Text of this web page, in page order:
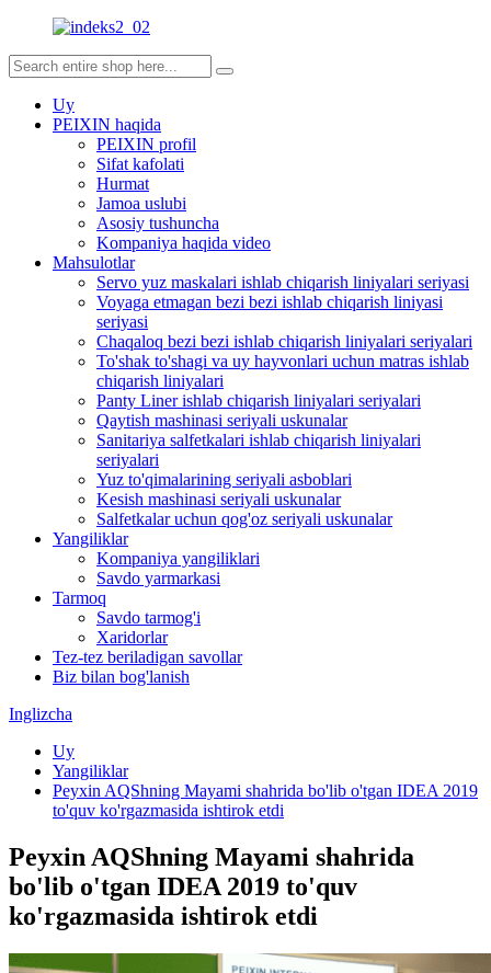
Uy
PEIXIN haqida
PEIXIN profil
Sifat kafolati
Hurmat
Jamoa uslubi
Asosiy tushuncha
Kompaniya haqida video
Mahsulotlar
Servo yuz maskalari ishlab chiqarish liniyalari seriyasi
Voyaga etmagan bezi bezi ishlab chiqarish liniyasi
seriyasi
Chaqaloq bezi bezi ishlab chiqarish liniyalari seriyalari
To'shak to'shagi va uy hayvonlari uchun matras ishlab
chiqarish liniyalari
Panty Liner ishlab chiqarish liniyalari seriyalari
Qaytish mashinasi seriyali uskunalar
Sanitariya salfetkalari ishlab chiqarish liniyalari
seriyalari
Yuz to'qimalarining seriyali asboblari
Kesish mashinasi seriyali uskunalar
Salfetkalar uchun qog'oz seriyali uskunalar
Yangiliklar
Kompaniya yangiliklari
Savdo yarmarkasi
Tarmoq
Savdo tarmog'i
Xaridorlar
Tez-tez beriladigan savollar
Biz bilan bog'lanish
Inglizcha
Uy
Yangiliklar
Peyxin AQShning Mayami shahrida bo'lib o'tgan IDEA 2019
to'quv ko'rgazmasida ishtirok etdi
Peyxin AQShning Mayami shahrida
bo'lib o'tgan IDEA 2019 to'quv
ko'rgazmasida ishtirok etdi